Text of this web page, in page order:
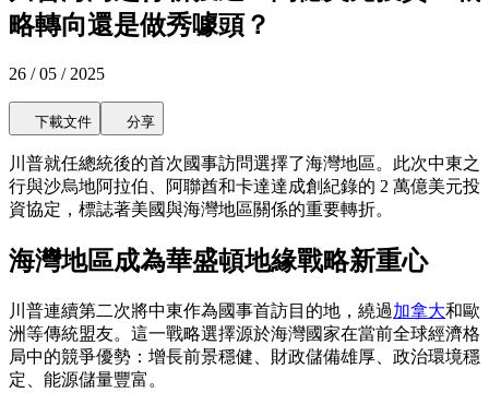
略轉向還是做秀噱頭？
26 / 05 / 2025
下載文件 分享
川普就任總統後的首次國事訪問選擇了海灣地區。此次中東之
行與沙烏地阿拉伯、阿聯酋和卡達達成創紀錄的 2 萬億美元投
資協定，標誌著美國與海灣地區關係的重要轉折。
海灣地區成為華盛頓地緣戰略新重心
川普連續第二次將中東作為國事首訪目的地，繞過加拿大和歐
洲等傳統盟友。這一戰略選擇源於海灣國家在當前全球經濟格
局中的競爭優勢：增長前景穩健、財政儲備雄厚、政治環境穩
定、能源儲量豐富。